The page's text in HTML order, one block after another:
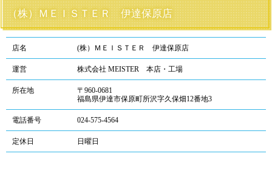
（株）ＭＥＩＳＴＥＲ 伊達保原店
店名 (株）ＭＥＩＳＴＥＲ 伊達保原店
運営 株式会社 MEISTER 本店・工場
所在地
〒960-0681
福島県伊達市保原町所沢字久保畑12番地3
電話番号 024-575-4564
定休日 日曜日